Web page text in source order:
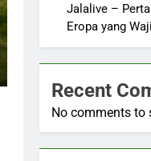
Jalalive –
Eropa yang
Recent
No comments to